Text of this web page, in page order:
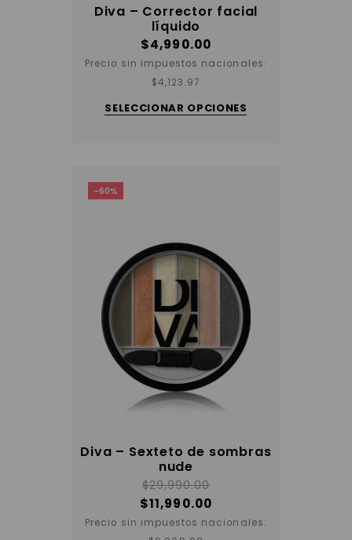
Diva – Corrector facial
líquido
$4,990.00
Precio sin impuestos nacionales:
$4,123.97
SELECCIONAR OPCIONES
Este
producto
tiene
varias
producto
-60%
Diva – Sexteto de sombras
nude
$29,990.00
$11,990.00
Precio sin impuestos nacionales: